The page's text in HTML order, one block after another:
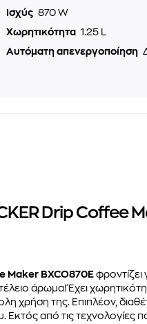
Ισχύς 870 W
Χωρητικότητα 1.25 L
Αυτόματη απενεργοποίηση
Drip Coffee
Maker BXCO870E φροντίζει
άρωμα! Έχει
χρήση της. Επιπλέον,
Εκτός από τις τεχνολογίες